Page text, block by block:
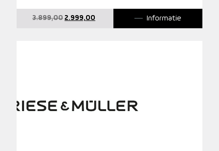
3.899,00 Oorspronkelijke
2.999,00 Informatie